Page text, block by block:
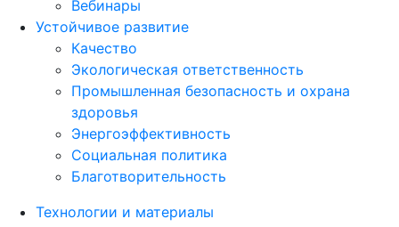
Вебинары
Устойчивое развитие
Качество
Экологическая ответственность
Промышленная безопасность и охрана
здоровья
Энергоэффективность
Социальная политика
Благотворительность
Технологии и материалы